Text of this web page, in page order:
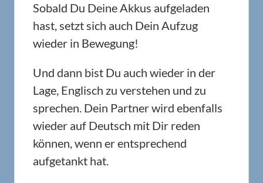
Sobald Du Deine Akkus aufgeladen
hast, setzt sich auch Dein Aufzug
wieder in Bewegung!
Und dann bist Du auch wieder in der
Lage, Englisch zu verstehen und zu
sprechen. Dein Partner wird ebenfalls
wieder auf Deutsch mit Dir reden
können, wenn er entsprechend
aufgetankt hat.